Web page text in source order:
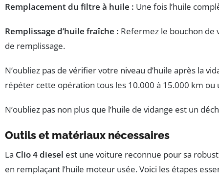
Remplacement du filtre à huile : Une fois l’huile
Remplissage d’huile fraîche : Refermez le bouchon de
de remplissage.
N’oubliez pas de vérifier votre niveau d’huile après la
répéter cette opération tous les 10.000 à 15.000 km ou
N’oubliez pas non plus que l’huile de vidange est un
Outils et matériaux nécessaires
La Clio 4 diesel est une voiture reconnue pour sa
en remplaçant l’huile moteur usée. Voici les étapes